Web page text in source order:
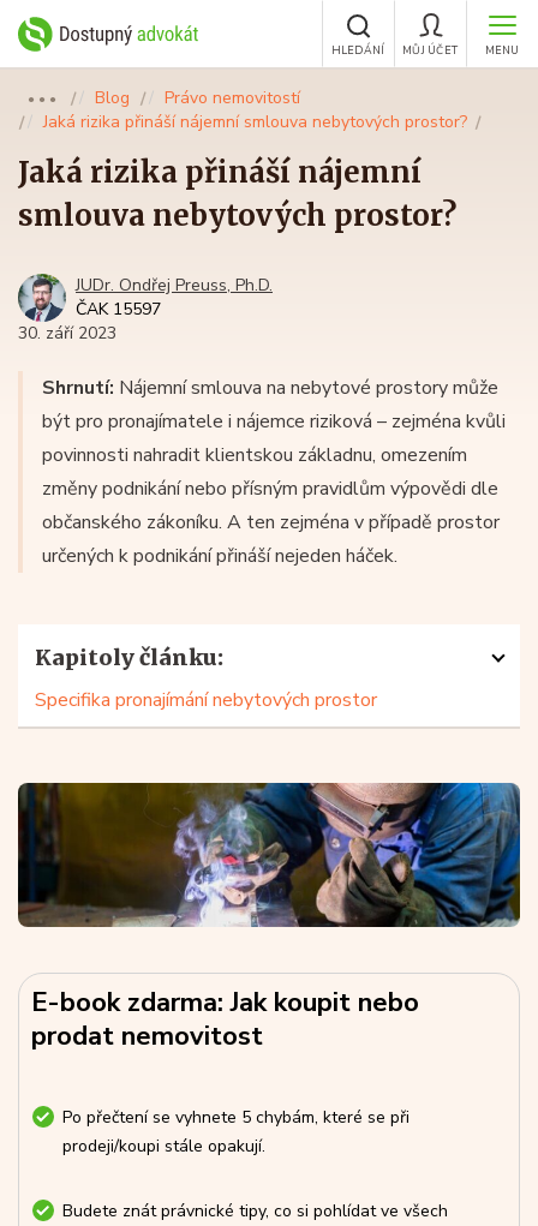
MENU
MŮJ ÚČET
HLEDÁNÍ
●●● Blog
Právo nemovitostí
Jaká rizika přináší nájemní smlouva nebytových prostor?
Jaká rizika přináší nájemní
smlouva nebytových prostor?
JUDr. Ondřej Preuss, Ph.D.
ČAK 15597
30. září 2023
Shrnutí: Nájemní smlouva na nebytové prostory může
být pro pronajímatele i nájemce riziková – zejména kvůli
povinnosti nahradit klientskou základnu, omezením
změny podnikání nebo přísným pravidlům výpovědi dle
občanského zákoníku. A ten zejména v případě prostor
určených k podnikání přináší nejeden háček.
Kapitoly článku:
Specifika pronajímání nebytových prostor
E-book zdarma: Jak koupit nebo
prodat nemovitost
Po přečtení se vyhnete 5 chybám, které se při
prodeji/koupi stále opakují.
Budete znát právnické tipy, co si pohlídat ve všech